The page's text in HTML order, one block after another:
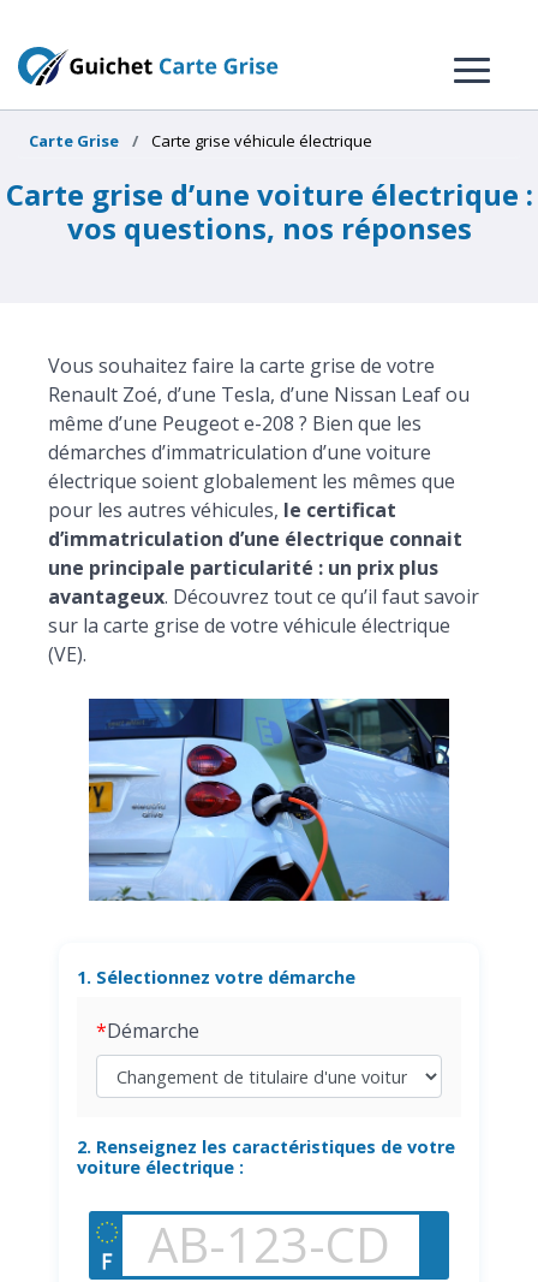
Carte Grise Carte grise véhicule électrique
Carte grise d’une voiture électrique :
vos questions, nos réponses
Vous souhaitez faire la carte grise de votre
Renault Zoé, d’une Tesla, d’une Nissan Leaf ou
même d’une Peugeot e-208 ? Bien que les
démarches d’immatriculation d’une voiture
électrique soient globalement les mêmes que
pour les autres véhicules, le certificat
d’immatriculation d’une électrique connait
une principale particularité : un prix plus
avantageux. Découvrez tout ce qu’il faut savoir
sur la carte grise de votre véhicule électrique
(VE).
1. Sélectionnez votre démarche
Démarche
2. Renseignez les caractéristiques de votre
voiture électrique :